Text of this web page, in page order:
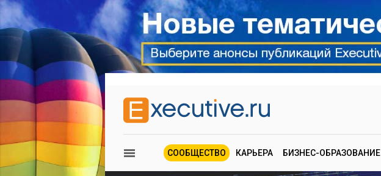
СООБЩЕСТВО КАРЬЕРА БИЗНЕС-ОБРАЗОВАНИЕ